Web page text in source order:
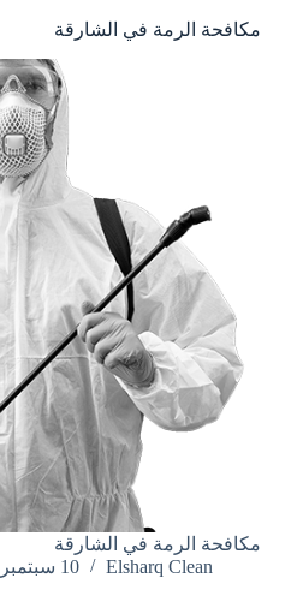
مكافحة الرمة في الشارقة
مكافحة الرمة في الشارقة
Elsharq Clean
10 سبتمبر، 2023